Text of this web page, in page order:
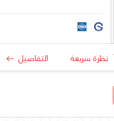
نظرة سريعة التفاصيل